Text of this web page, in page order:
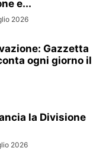
e...
2026
Gazzetta
ogni giorno il
la Divisione
2026